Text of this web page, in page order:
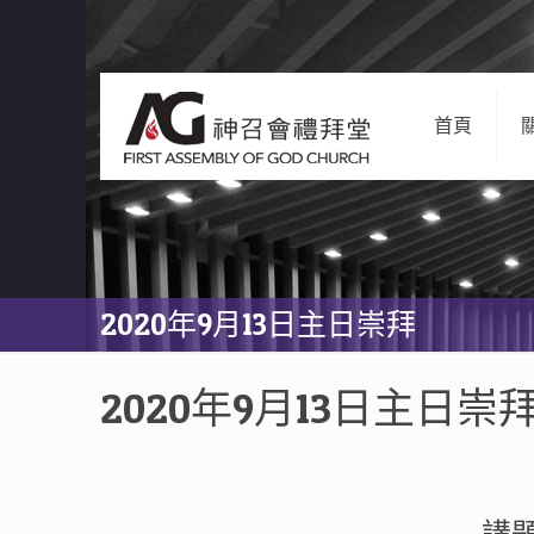
首頁
2020年9月13日主日崇拜
2020年9月13日主日崇